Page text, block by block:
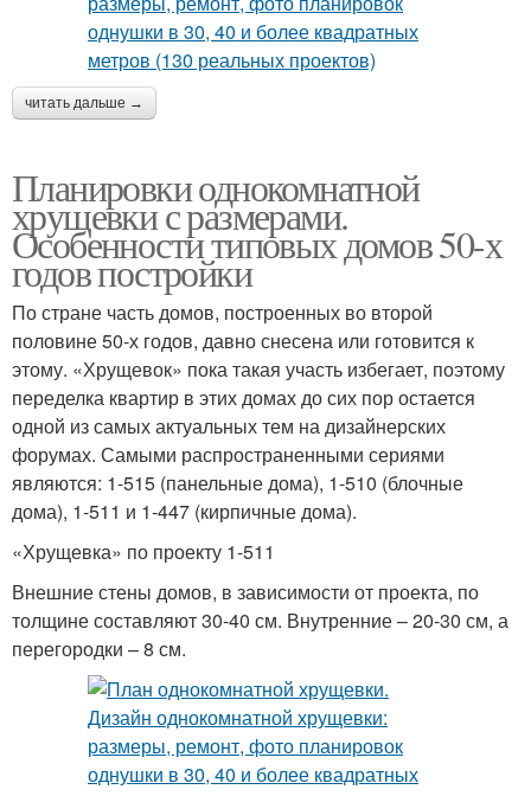
читать дальше →
Планировки однокомнатной
хрущевки с размерами.
Особенности типовых домов 50-х
годов постройки
По стране часть домов, построенных во второй
половине 50-х годов, давно снесена или готовится к
этому. «Хрущевок» пока такая участь избегает, поэтому
переделка квартир в этих домах до сих пор остается
одной из самых актуальных тем на дизайнерских
форумах. Самыми распространенными сериями
являются: 1-515 (панельные дома), 1-510 (блочные
дома), 1-511 и 1-447 (кирпичные дома).
«Хрущевка» по проекту 1-511
Внешние стены домов, в зависимости от проекта, по
толщине составляют 30-40 см. Внутренние – 20-30 см, а
перегородки – 8 см.